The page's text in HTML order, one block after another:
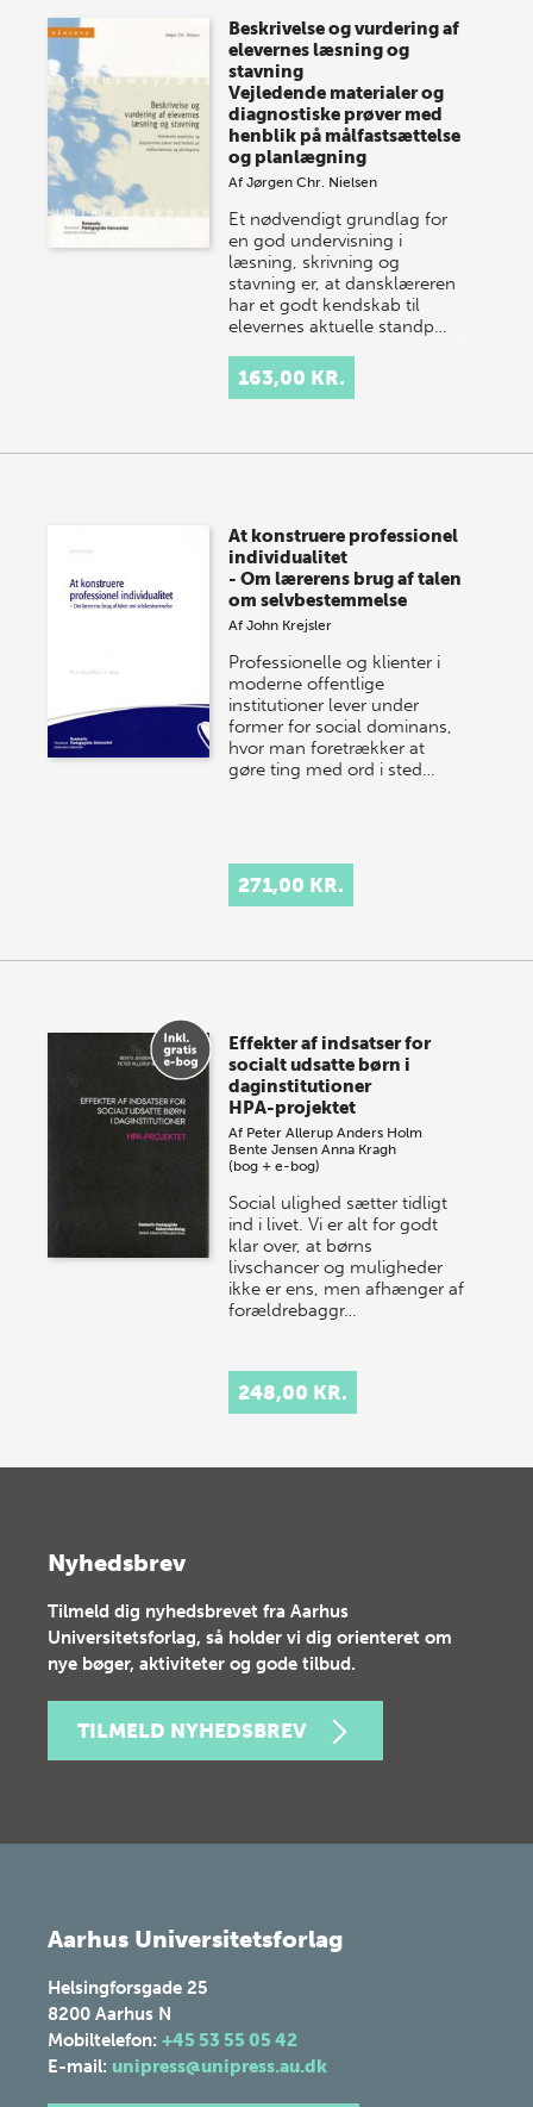
onsdag den 10. j…
Beskrivelse og vurdering af
elevernes læsning og
stavning
Vejledende materialer og
diagnostiske prøver med
henblik på målfastsættelse
og planlægning
AfJørgen Chr. Nielsen
Et nødvendigt grundlag for
en god undervisning i
læsning, skrivning og
stavning er, at dansklæreren
har et godt kendskab til
elevernes aktuelle standp…
163,00 KR.
At konstruere professionel
individualitet
- Om lærerens brug af talen
om selvbestemmelse
AfJohn Krejsler
Professionelle og klienter i
moderne offentlige
institutioner lever under
former for social dominans,
hvor man foretrækker at
gøre ting med ord i sted…
271,00 KR.
Effekter af indsatser for
socialt udsatte børn i
daginstitutioner
HPA-projektet
Af Peter Allerup Anders Holm
Bente Jensen Anna Kragh
(bog + e-bog)
Social ulighed sætter tidligt
ind i livet. Vi er alt for godt
klar over, at børns
livschancer og muligheder
ikke er ens, men afhænger af
forældrebaggr…
248,00 KR.
Nyhedsbrev
Tilmeld dig nyhedsbrevet fra Aarhus
Universitetsforlag, så holder vi dig orienteret om
nye bøger, aktiviteter og gode tilbud.
TILMELD NYHEDSBREV
Aarhus Universitetsforlag
Helsingforsgade 25
8200 Aarhus N
Mobiltelefon: +45 53 55 05 42
E-mail: unipress@unipress.au.dk